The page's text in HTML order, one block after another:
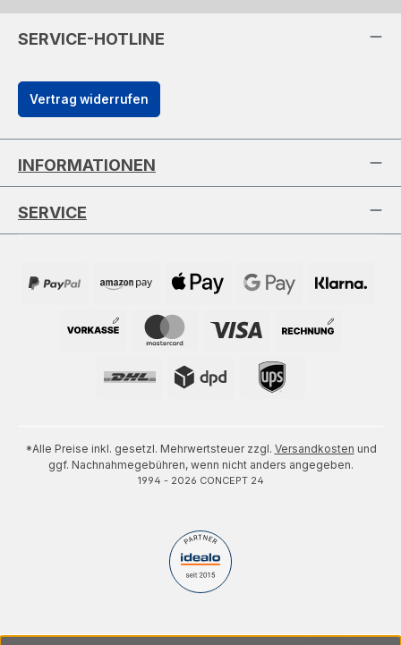
SERVICE-HOTLINE
Vertrag widerrufen
INFORMATIONEN
SERVICE
*Alle Preise inkl. gesetzl. Mehrwertsteuer zzgl. Versandkosten und
ggf. Nachnahmegebühren, wenn nicht anders angegeben.
1994 - 2026 CONCEPT 24